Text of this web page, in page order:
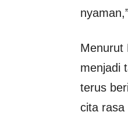
Menurut
menjadi
terus
cita rasa